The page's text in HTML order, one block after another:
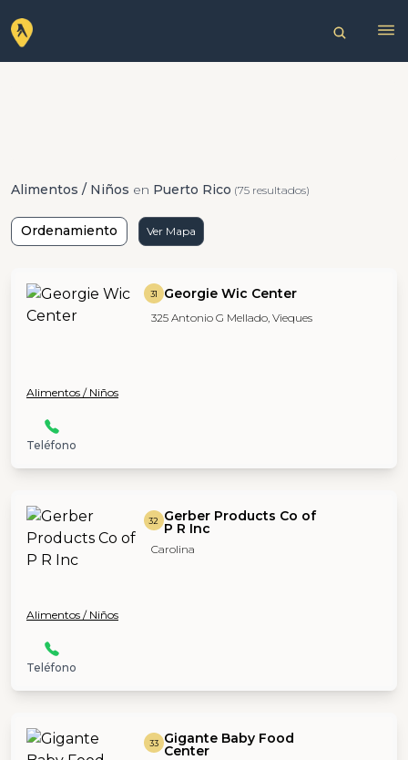
Alimentos / Niños en Puerto Rico (75 resultados)
Ordenamiento Ver Mapa
31 Georgie Wic Center
325 Antonio G Mellado, Vieques
Alimentos / Niños
Teléfono
32 Gerber Products Co of
P R Inc
Carolina
Alimentos / Niños
Teléfono
33 Gigante Baby Food
Center